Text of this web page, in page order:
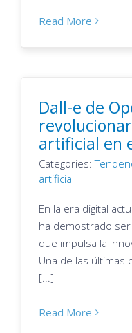
Read More
Dall-e de
artificial en
Categories:
artificial
En la era digital
ha demostrado
que impulsa la
Una de las últimas
[...]
Read More